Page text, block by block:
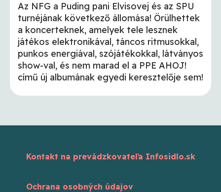
Az NFG a Puding pani Elvisovej és az SPU
turnéjának következő állomása! Örülhettek
a koncerteknek, amelyek tele lesznek
játékos elektronikával, táncos ritmusokkal,
punkos energiával, szójátékokkal, látványos
show-val, és nem marad el a PPE AHOJ!
című új albumának egyedi keresztelője sem!
Kontakt na prevádzkovateľa Infosidlo.sk
Ochrana osobných údajov